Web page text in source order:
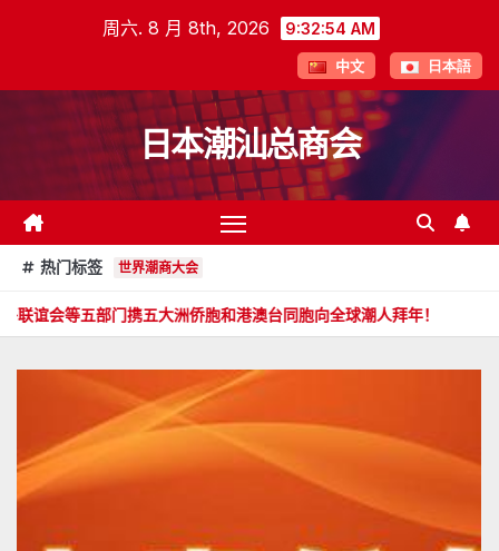
周六. 8 月 8th, 2026 9:32:55 AM
中文 日本語
日本潮汕总商会
热门标签 世界潮商大会
五大洲侨胞和港澳台同胞向全球潮人拜年！ 郑旭畅 副会长委